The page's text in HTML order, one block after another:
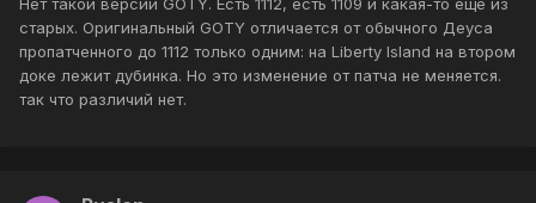
Нет такой версии GOTY. Есть 1112, есть 1109 и какая-то ещё из
старых. Оригинальный GOTY отличается от обычного Деуса
пропатченного до 1112 только одним: на Liberty Island на втором
доке лежит дубинка. Но это изменение от патча не меняется.
так что различий нет.